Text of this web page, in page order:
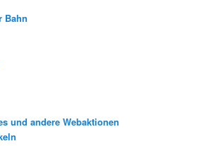
Bahn
und andere Webaktionen